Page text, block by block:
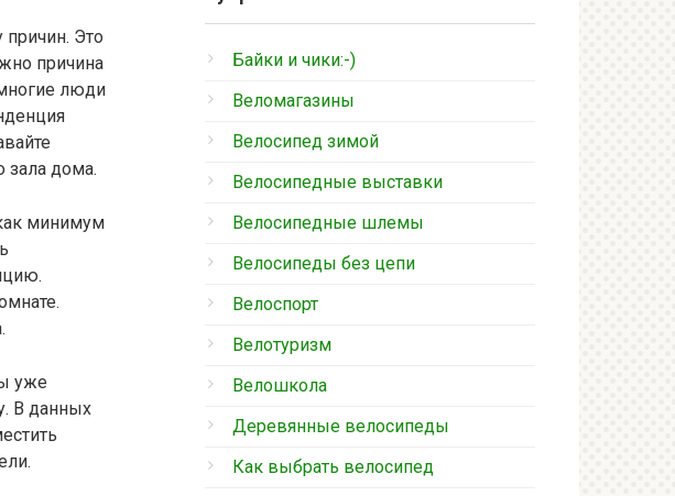
Это
причина
люди
зала дома.
минимум
уже
В данных
Байки и чики:-)
Веломагазины
Велосипед зимой
Велосипедные выставки
Велосипедные шлемы
Велосипеды без цепи
Велоспорт
Велотуризм
Велошкола
Деревянные велосипеды
Как выбрать велосипед